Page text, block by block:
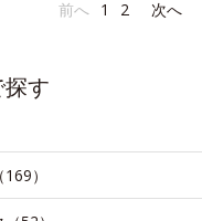
前へ 1 2 次へ
す
）